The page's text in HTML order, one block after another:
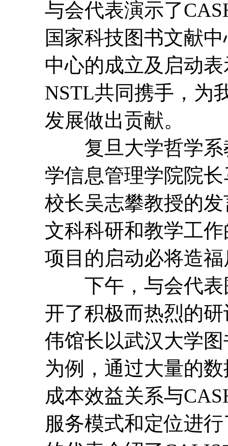
与会代表演示了
国家科技图书文献
中心的成立及启动
NSTL共同携手，为
发展做出贡献。
复旦大学哲学系
学信息管理学院院
校长吴志攀教授的
文科科研和教学工
项目的启动必将造
下午，与会代表
开了积极而热烈的
伟馆长以武汉大学
为例，通过大量的
成本效益关系与
服务模式和定位进